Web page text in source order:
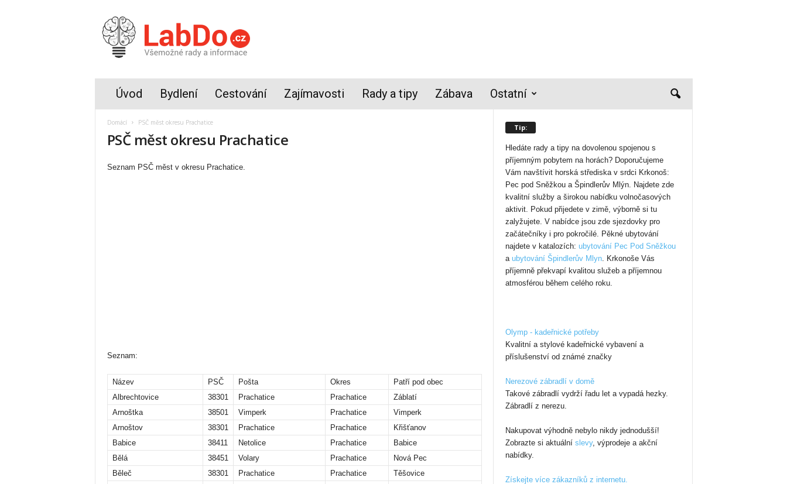
Úvod Bydlení Cestování Zajímavosti Rady a tipy Zábava Ostatní
Domácí PSČ měst okresu Prachatice
PSČ měst okresu Prachatice
Seznam PSČ měst v okresu Prachatice.
Seznam:
Název PSČ Pošta Okres
Patří pod obec
Albrechtovice
38301 Prachatice Prachatice
Záblatí
Arnoštka
38501 Vimperk Prachatice
Vimperk
Arnoštov
38301 Prachatice Prachatice
Křišťanov
Babice
38411 Netolice Prachatice
Babice
Bělá
38451 Volary Prachatice
Nová Pec
Běleč
38301 Prachatice Prachatice
Těšovice
Tip:
Hledáte rady a tipy na dovolenou spojenou s
příjemným pobytem na horách? Doporučujeme
Vám navštívit horská střediska v srdci Krkonoš:
Pec pod Sněžkou a Špindlerův Mlýn. Najdete zde
kvalitní služby a širokou nabídku volnočasových
aktivit. Pokud přijedete v zimě, výborně si tu
zalyžujete. V nabídce jsou zde sjezdovky pro
začátečníky i pro pokročilé. Pěkné ubytování
najdete v katalozích: ubytování Pec Pod Sněžkou
a ubytování Špindlerův Mlyn. Krkonoše Vás
příjemně překvapí kvalitou služeb a příjemnou
atmosférou během celého roku.
Olymp - kadeřnické potřeby
Kvalitní a stylové kadeřnické vybavení a
příslušenství od známé značky
Nerezové zábradlí v domě
Takové zábradlí vydrží řadu let a vypadá hezky.
Zábradlí z nerezu.
Nakupovat výhodně nebylo nikdy jednodušší!
Zobrazte si aktuální slevy, výprodeje a akční
nabídky.
Získejte více zákazníků z internetu.